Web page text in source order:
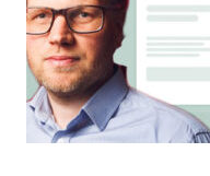
Sports,
skånska
veckan.